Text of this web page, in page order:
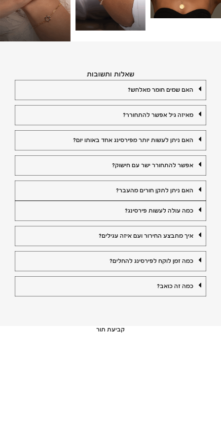
שאלות ותשובות
האם שמים חומר מאלחש?
מאיזה גיל אפשר להתחורר?
האם ניתן לעשות יותר מפירסינג אחד באותו יום?
אפשר להתחורר ישר עם חישוק?
האם ניתן לתקן חורים מהעבר?
כמה עולה לעשות פירסינג?
איך מתבצע החירור ועם איזה עגילים?
כמה זמן לוקח לפירסינג להחלים?
כמה זה כואב?
קביעת תור